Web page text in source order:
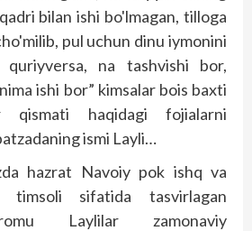
bilan ishi bo'lmagan, tilloga
pul uchun dinu iymonini
quriyversa, na tashvishi bor,
ishi bor” kimsalar bois baxti
qismati haqidagi fojialarni
ismi Layli…
hazrat Navoiy pok ishq va
timsoli sifatida tasvirlagan
Laylilar zamonaviy